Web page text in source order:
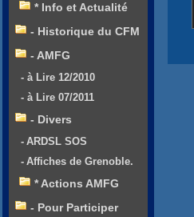
* Info et Actualité
- Historique du CFM
- AMFG
- à Lire 12/2010
- à Lire 07/2011
- Divers
- ARDSL SOS
- Affiches de Grenoble.
* Actions AMFG
- Pour Participer